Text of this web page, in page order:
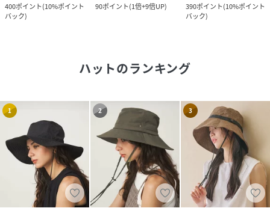
400ポイント(10%ポイント
バック)
90ポイント(1倍+9倍UP)
390ポイント(10%ポイント
バック)
ハットのランキング
1 2 3